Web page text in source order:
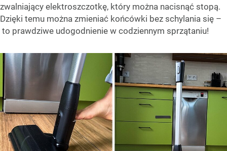
zwalniający elektroszczotkę, który można nacisnąć stopą.
Dzięki temu można zmieniać końcówki bez schylania się –
to prawdziwe udogodnienie w codziennym sprzątaniu!